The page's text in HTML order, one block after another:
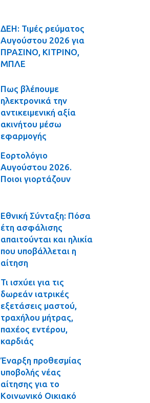
ΔΕΗ: Τιμές ρεύματος
Αυγούστου 2026 για
ΠΡΑΣΙΝΟ, ΚΙΤΡΙΝΟ,
ΜΠΛΕ
Πως βλέπουμε
ηλεκτρονικά την
αντικειμενική αξία
ακινήτου μέσω
εφαρμογής
Εορτολόγιο
Αυγούστου 2026.
Ποιοι γιορτάζουν
Εθνική Σύνταξη: Πόσα
έτη ασφάλισης
απαιτούνται και ηλικία
που υποβάλλεται η
αίτηση
Τι ισχύει για τις
δωρεάν ιατρικές
εξετάσεις μαστού,
τραχήλου μήτρας,
παχέος εντέρου,
καρδιάς
Έναρξη προθεσμίας
υποβολής νέας
αίτησης για το
Κοινωνικό Οικιακό